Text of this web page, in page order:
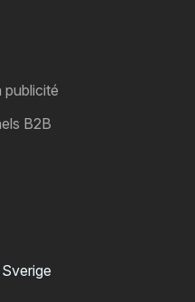
publicité
B2B
Sverige